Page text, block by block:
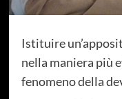
Istituire
nella maniera più
fenomeno della